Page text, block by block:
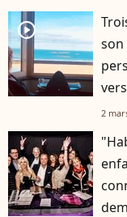
player2
son
2